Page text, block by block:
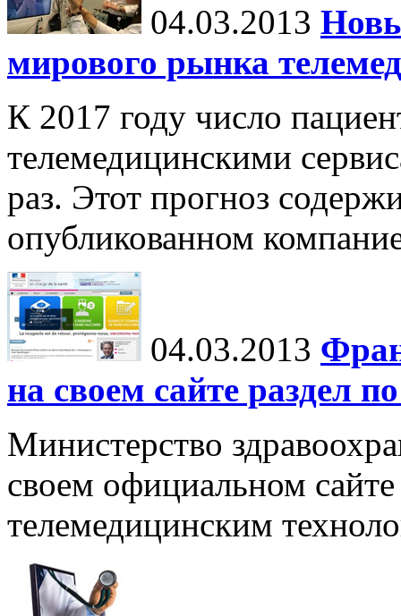
04.03.2013
мирового рынка
К 2017 году число
телемедицинскими
раз. Этот прогноз
опубликованном
04.03.2013
на своем сайте раздел
Министерство
своем официальном
телемедицинским